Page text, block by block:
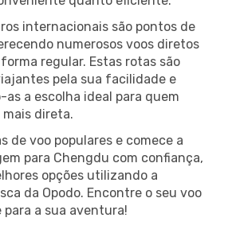
internacionais são pontos de
numerosos voos diretos
regular. Estas rotas são
pela sua facilidade e
a escolha ideal para quem
direta.
de voo populares e comece a
para Chengdu com confiança,
opções utilizando a
da Opodo. Encontre o seu voo
para a sua aventura!